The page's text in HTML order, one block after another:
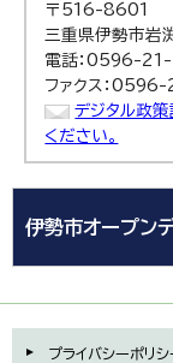
〒516-8601
三重県伊勢市
電話：0596-
ファクス：
デジタル政
ください。
伊勢市オープン
プライバシーポリシ